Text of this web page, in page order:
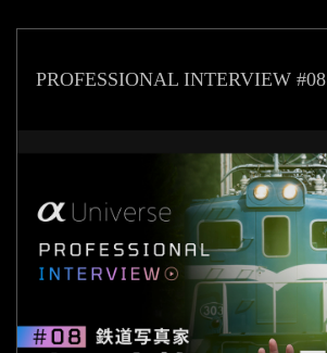
PROFESSIONAL INTERVIEW #08